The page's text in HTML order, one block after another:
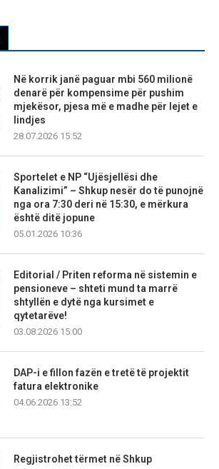
Në korrik janë paguar mbi 560 milionë
denarë për kompensime për pushim
mjekësor, pjesa më e madhe për lejet e
lindjes
28.07.2026 15:52
Sportelet e NP “Ujësjellësi dhe
Kanalizimi” – Shkup nesër do të punojnë
nga ora 7:30 deri në 15:30, e mërkura
është ditë jopune
05.01.2026 10:36
Editorial / Priten reforma në sistemin e
pensioneve – shteti mund ta marrë
shtyllën e dytë nga kursimet e
qytetarëve!
03.08.2026 15:00
DAP-i e fillon fazën e tretë të projektit
fatura elektronike
04.06.2026 13:52
Regjistrohet tërmet në Shkup